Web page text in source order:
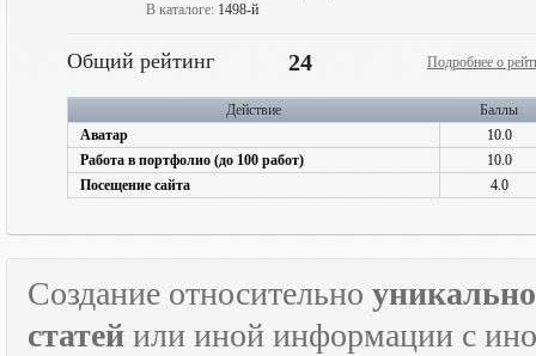
В каталоге: 1498-й
Общий рейтинг 24 Подробнее о
Действие
Баллы
Аватар
10.0
Работа в портфолио (до 100 работ)
10.0
Посещение сайта
4.0
Создание относительно
статей или иной информации с